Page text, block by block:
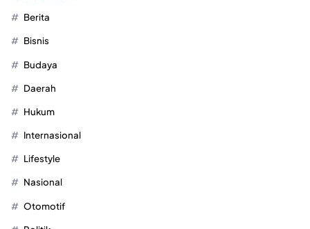
Berita
Bisnis
Budaya
Daerah
Hukum
Internasional
Lifestyle
Nasional
Otomotif